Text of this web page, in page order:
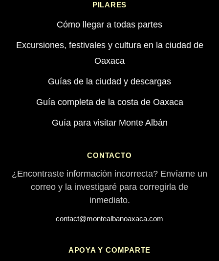
PILARES
Cómo llegar a todas partes
Excursiones, festivales y cultura en la ciudad de
Oaxaca
Guías de la ciudad y descargas
Guía completa de la costa de Oaxaca
Guía para visitar Monte Albán
CONTACTO
¿Encontraste información incorrecta? Envíame un
correo y la investigaré para corregirla de
inmediato.
contact@montealbanoaxaca.com
APOYA Y COMPARTE